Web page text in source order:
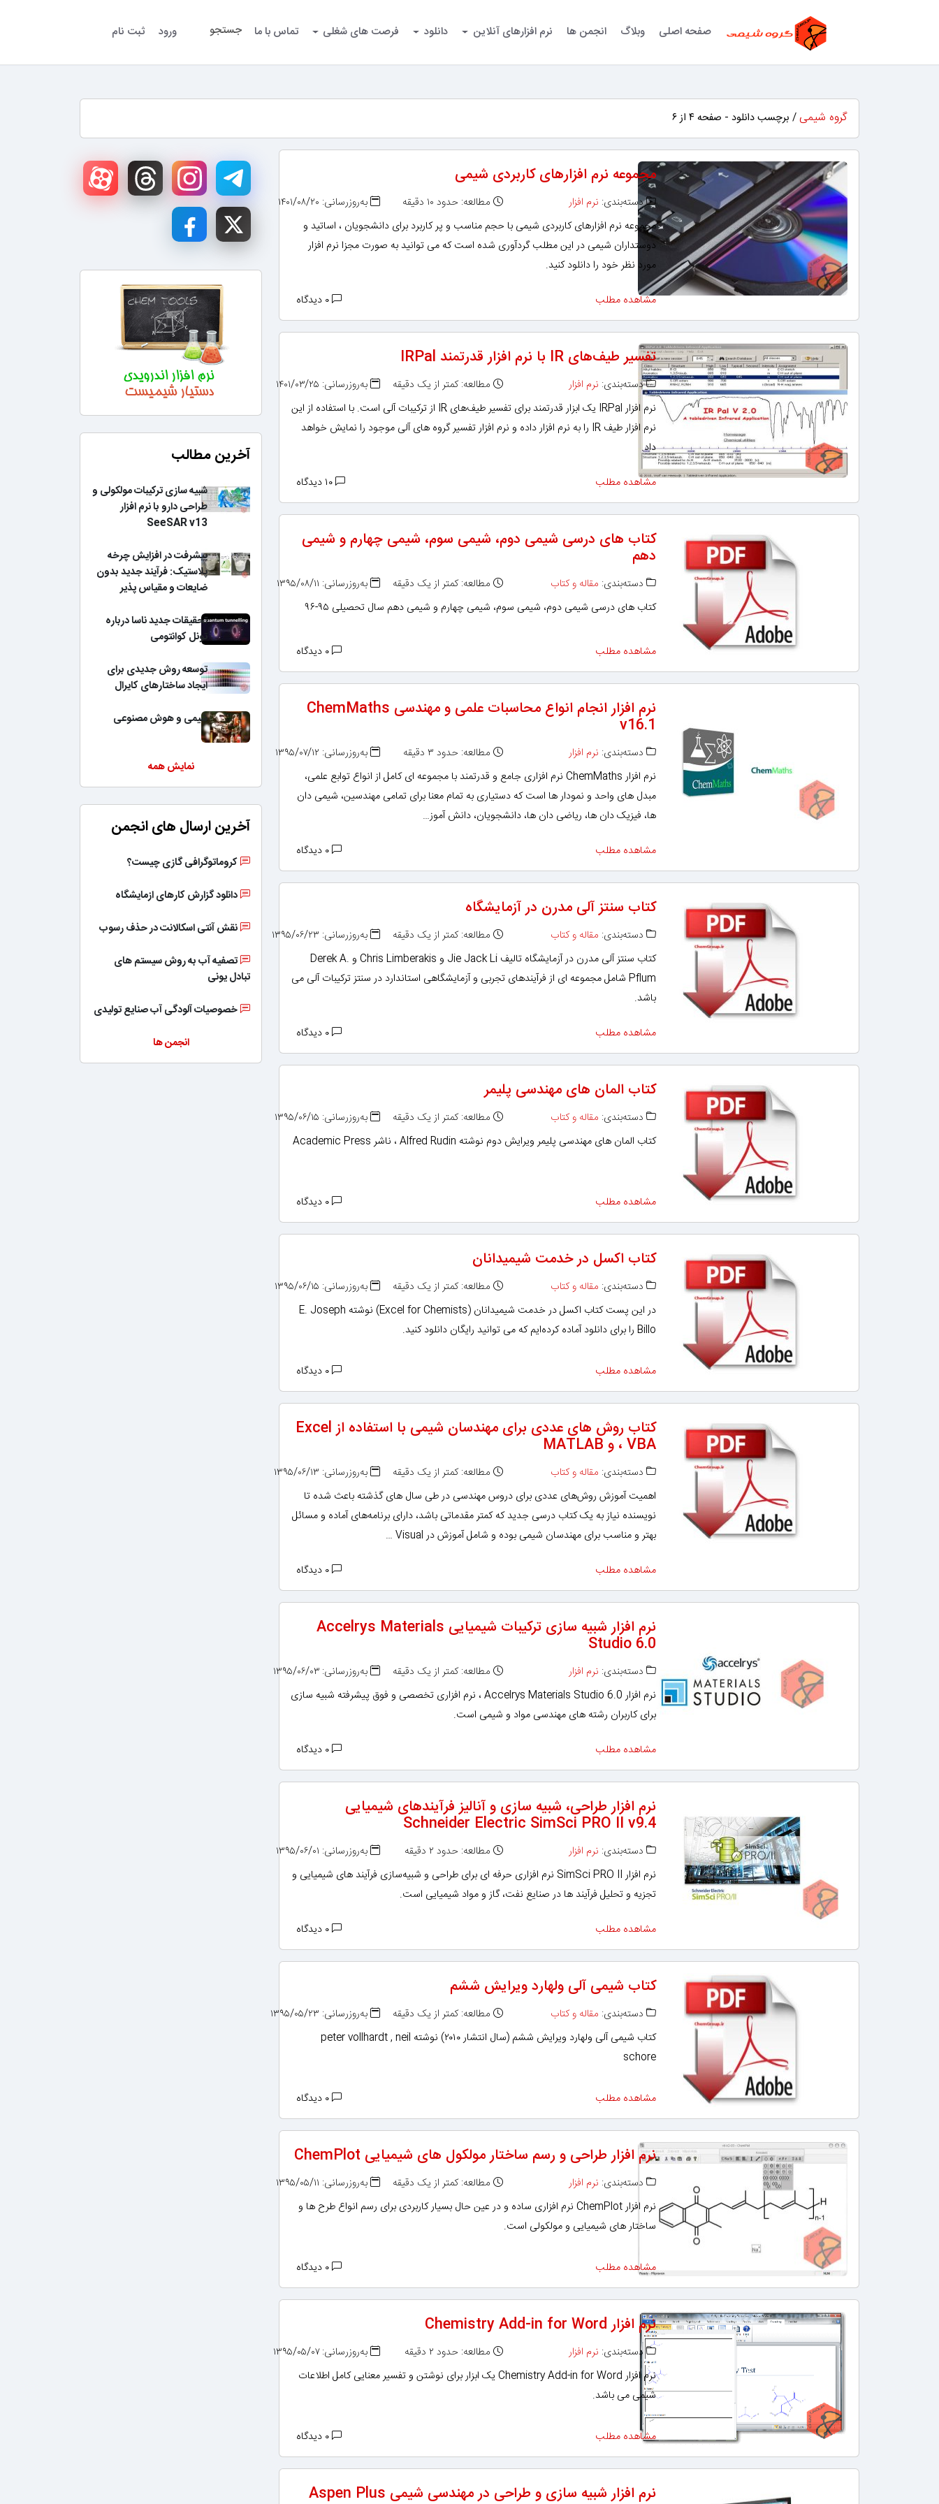
صفحه اصلی وبلاگ انجمن ها نرم افزارهای آنلاین دانلود فرصت های شغلی تماس با ما جستجو ورود ثبت نام
گروه شیمی / برچسب دانلود - صفحه ۴ از ۶
مجموعه نرم افزارهای کاربردی شیمی
دسته‌بندی: نرم افزار مطالعه: حدود ۱۰ دقیقه
به‌روزرسانی: ۱۴۰۱/۰۸/۲۰
مجموعه نرم افزارهای کاربردی شیمی با حجم مناسب و پر کاربرد برای دانشجویان ، اساتید و
دوستداران شیمی در این مطلب گردآوری شده است که می توانید به صورت مجزا نرم افزار
مورد نظر خود را دانلود کنید.
مشاهده مطلب
تفسیر طیف‌های IR با نرم افزار قدرتمند IRPal
دسته‌بندی: نرم افزار مطالعه: کمتر از یک دقیقه
به‌روزرسانی: ۱۴۰۱/۰۳/۲۵
نرم افزار IRPal یک ابزار قدرتمند برای تفسیر طیف‌های IR از ترکیبات آلی است. با استفاده از این
نرم افزار طیف IR را به نرم افزار داده و نرم افزار تفسیر گروه های آلی موجود را نمایش خواهد
داد.
مشاهده مطلب
کتاب های درسی شیمی دوم، شیمی سوم، شیمی چهارم و شیمی
دهم
دسته‌بندی: مقاله و کتاب مطالعه: کمتر از یک دقیقه
به‌روزرسانی: ۱۳۹۵/۰۸/۱۱
کتاب های درسی شیمی دوم، شیمی سوم، شیمی چهارم و شیمی دهم سال تحصیلی ۹۵-۹۶
مشاهده مطلب
نرم افزار انجام انواع محاسبات علمی و مهندسی ChemMaths
v16.1
دسته‌بندی: نرم افزار مطالعه: حدود ۳ دقیقه
به‌روزرسانی: ۱۳۹۵/۰۷/۱۲
نرم افزار ChemMaths نرم افزاری جامع و قدرتمند با مجموعه ای کامل از انواع توابع علمی،
مبدل های واحد و نمودار ها است که دستیاری به تمام معنا برای تمامی مهندسین، شیمی دان
ها، فیزیک دان ها، ریاضی دان ها، دانشجویان، دانش آموز…
مشاهده مطلب
کتاب سنتز آلی مدرن در آزمایشگاه
دسته‌بندی: مقاله و کتاب مطالعه: کمتر از یک دقیقه
به‌روزرسانی: ۱۳۹۵/۰۶/۲۳
کتاب سنتز آلی مدرن در آزمایشگاه تالیف Jie Jack Li و Chris Limberakis و Derek A.
Pflum شامل مجموعه ای از فرآیندهای تجربی و آزمایشگاهی استاندارد در سنتز ترکیبات آلی می
باشد.
مشاهده مطلب
کتاب المان‌ های مهندسی پلیمر
دسته‌بندی: مقاله و کتاب مطالعه: کمتر از یک دقیقه
به‌روزرسانی: ۱۳۹۵/۰۶/۱۵
کتاب المان‌ های مهندسی پلیمر ویرایش دوم نوشته Alfred Rudin ، ناشر Academic Press
مشاهده مطلب
کتاب اکسل در خدمت شیمیدانان
دسته‌بندی: مقاله و کتاب مطالعه: کمتر از یک دقیقه
به‌روزرسانی: ۱۳۹۵/۰۶/۱۵
در این پست کتاب اکسل در خدمت شیمیدانان (Excel for Chemists) نوشته E. Joseph
Billo را برای دانلود آماده کرده‌ایم که می توانید رایگان دانلود کنید.
مشاهده مطلب
کتاب روش های عددی برای مهندسان شیمی با استفاده از Excel
، VBA و MATLAB
دسته‌بندی: مقاله و کتاب مطالعه: کمتر از یک دقیقه
به‌روزرسانی: ۱۳۹۵/۰۶/۱۳
اهمیت آموزش روش‌های عددی برای دروس مهندسی در طی سال های گذشته باعث شده تا
نویسنده نیاز به یک کتاب درسی جدید که کمتر مقدماتی باشد، دارای برنامه‌های آماده و مسائل
بهتر و مناسب برای مهندسان شیمی بوده و شامل آموزش در Visual …
مشاهده مطلب
نرم افزار شبیه سازی ترکیبات شیمیایی Accelrys Materials
Studio 6.0
دسته‌بندی: نرم افزار مطالعه: کمتر از یک دقیقه
به‌روزرسانی: ۱۳۹۵/۰۶/۰۳
نرم افزار Accelrys Materials Studio 6.0 ، نرم افزاری تخصصی و فوق پیشرفته شبیه سازی
برای کاربران رشته های مهندسی مواد و شیمی است.
مشاهده مطلب
نرم افزار طراحی، شبیه سازی و آنالیز فرآیندهای شیمیایی
Schneider Electric SimSci PRO II v9.4
دسته‌بندی: نرم افزار مطالعه: حدود ۲ دقیقه
به‌روزرسانی: ۱۳۹۵/۰۶/۰۱
نرم افزار SimSci PRO II نرم افزاری حرفه ای برای طراحی و شبیه‌سازی فرآیند های شیمیایی و
تجزیه و تحلیل فرآیند ها در صنایع نفت، گاز و مواد شیمیایی است.
مشاهده مطلب
کتاب شیمی آلی ولهارد ویرایش ششم
دسته‌بندی: مقاله و کتاب مطالعه: کمتر از یک دقیقه
به‌روزرسانی: ۱۳۹۵/۰۵/۲۳
کتاب شیمی آلی ولهارد ویرایش ششم (سال انتشار ۲۰۱۰) نوشته peter vollhardt , neil
schore
مشاهده مطلب
نرم افزار طراحی و رسم ساختار مولکول های شیمیایی ChemPlot
دسته‌بندی: نرم افزار مطالعه: کمتر از یک دقیقه
به‌روزرسانی: ۱۳۹۵/۰۵/۱۱
نرم افزار ChemPlot نرم افزاری ساده و در عین حال بسیار کاربردی برای رسم انواع طرح ها و
ساختار های شیمیایی و مولکولی است.
مشاهده مطلب
نرم افزار Chemistry Add-in for Word
دسته‌بندی: نرم افزار مطالعه: حدود ۲ دقیقه
به‌روزرسانی: ۱۳۹۵/۰۵/۰۷
نرم افزار Chemistry Add-in for Word یک ابزار برای نوشتن و تفسیر معنایی کامل اطلاعات
شیمی می باشد.
مشاهده مطلب
نرم افزار شبیه سازی و طراحی در مهندسی شیمی Aspen Plus
آخرین مطالب
شبیه سازی ترکیبات مولکولی و
طراحی دارو با نرم افزار
SeeSAR v13
پیشرفت در افزایش چرخه
پلاستیک: فرآیند جدید بدون
ضایعات و مقیاس پذیر
تحقیقات جدید ناسا درباره
تونل کوانتومی
توسعه روش جدیدی برای
ایجاد ساختارهای کایرال
شیمی و هوش مصنوعی
نمایش همه
آخرین ارسال های انجمن
کروماتوگرافی گازی چیست؟
دانلود گزارش کارهای ازمایشگاه
نقش آنتی اسکالانت در حذف رسوب
تصفیه آب به روش سیستم های
تبادل یونی
خصوصیات آلودگی آب صنایع تولیدی
انجمن ها